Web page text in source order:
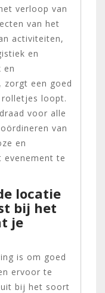
verloop van
van het
activiteiten,
en
en
zorgt een goed
loopt.
voor alle
van
en
evenement te
locatie
bij het
je
is om goed
ervoor te
bij het soort